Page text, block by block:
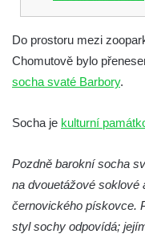
Socha
Socha Smilodon v
Socha Veledaněk v
Socha Plejtvák
Socha Mamutí
Socha Mamut
Socha Orel v ZOO
Do prostoru mezi
Chomutově bylo
socha svaté Barbory.
Socha je kulturní
Pozdně barokní socha
na dvouetážové soklové
černovického pískovce.
styl sochy odpovídá;